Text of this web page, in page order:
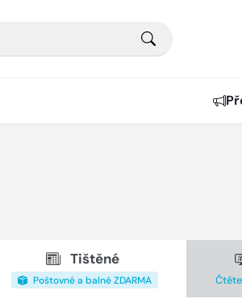
Tištěné
Poštovné a balné ZDARMA